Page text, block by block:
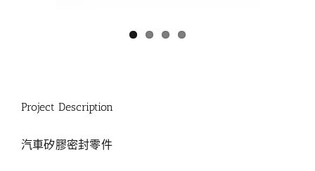
Project Description
汽車矽膠密封零件